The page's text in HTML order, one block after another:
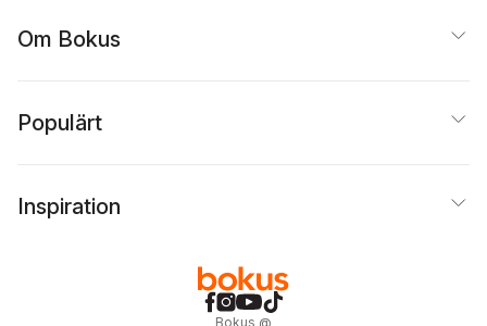
Om Bokus
Populärt
Inspiration
Bokus @